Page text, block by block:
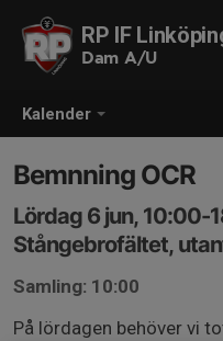
Kalender
RP IF
Dam A/U
Bemnning OCR
Lördag 6 jun, 10:00-
Stångebrofältet,
Samling: 10:00
På lördagen behöver vi